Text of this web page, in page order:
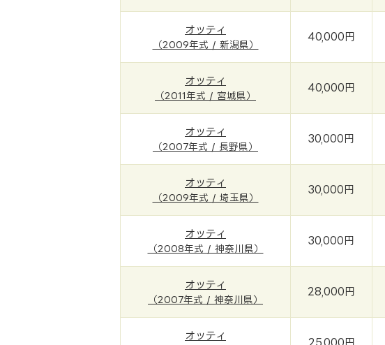
オッティ
（2009年式 / 新潟県）
40,000円
オッティ
（2011年式 / 宮城県）
40,000円
オッティ
（2007年式 / 長野県）
30,000円
オッティ
（2009年式 / 埼玉県）
30,000円
オッティ
（2008年式 / 神奈川県）
30,000円
オッティ
（2007年式 / 神奈川県）
28,000円
オッティ
25,000円